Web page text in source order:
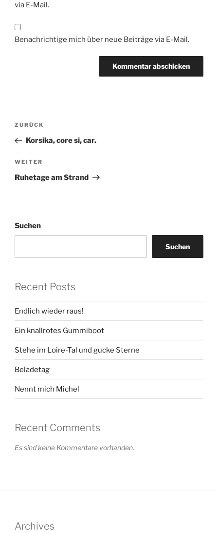
via E-Mail.
Benachrichtige mich über neue Beiträge via E-Mail.
Beitragsnavigation
Vorheriger
Beitrag
ZURÜCK
Korsika, core si, car.
Nächster
Beitrag
WEITER
Ruhetage am Strand
Suchen
Suchen
Recent Posts
Endlich wieder raus!
Ein knallrotes Gummiboot
Stehe im Loire-Tal und gucke Sterne
Beladetag
Nennt mich Michel
Recent Comments
Es sind keine Kommentare vorhanden.
Archives